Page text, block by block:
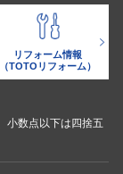
リフォーム情報
（TOTOリフォーム）
小数点以下は四捨五